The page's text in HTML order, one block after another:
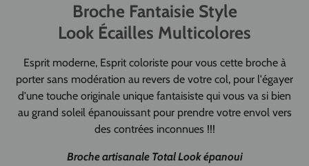
Broche Fantaisie Style
Look Écailles Multicolores
Esprit moderne, Esprit coloriste pour vous cette broche à
porter sans modération au revers de votre col, pour l'égayer
d'une touche originale unique fantaisiste qui vous va si bien
au grand soleil épanouissant pour prendre votre envol vers
des contrées inconnues !!!
Broche artisanale Total Look épanoui